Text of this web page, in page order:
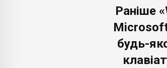
Раніше
будь-